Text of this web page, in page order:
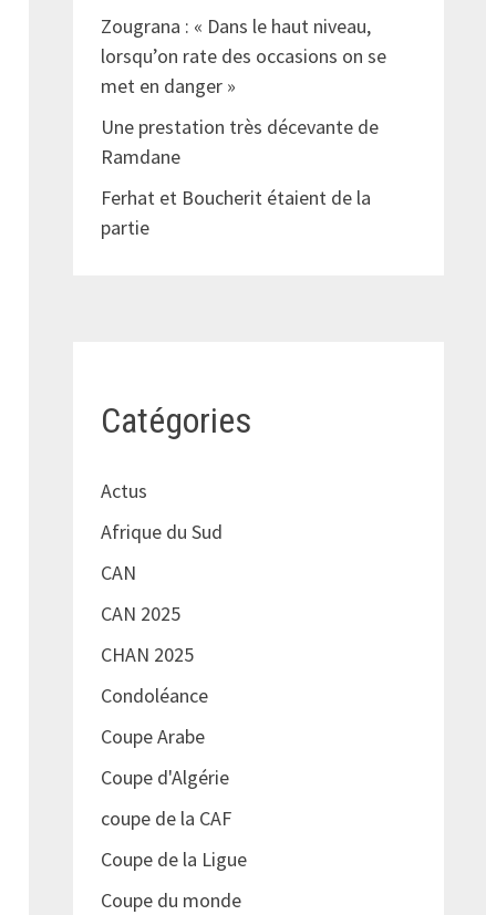
Zougrana : « Dans le haut niveau,
lorsqu’on rate des occasions on se
met en danger »
Une prestation très décevante de
Ramdane
Ferhat et Boucherit étaient de la
partie
Catégories
Actus
Afrique du Sud
CAN
CAN 2025
CHAN 2025
Condoléance
Coupe Arabe
Coupe d'Algérie
coupe de la CAF
Coupe de la Ligue
Coupe du monde